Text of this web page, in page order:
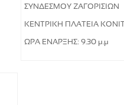
ΣΥΝΔΕΣΜΟΥ ΖΑΓΟΡΙΣΙΩΝ
ΚΕΝΤΡΙΚΗ ΠΛΑΤΕΙΑ
ΩΡΑ ΕΝΑΡΞΗΣ: 9.30 μ.μ